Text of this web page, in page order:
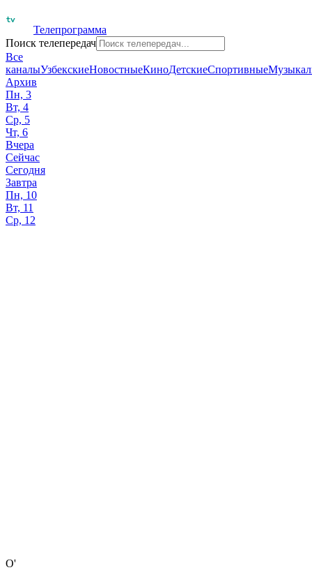
Телепрограмма
Поиск телепередач
Все
каналыУзбекскиеНовостныеКиноДетскиеСпортивные
Архив
Пн, 3
Вт, 4
Ср, 5
Чт, 6
Вчера
Сейчас
Сегодня
Завтра
Пн, 10
Вт, 11
Ср, 12
O'